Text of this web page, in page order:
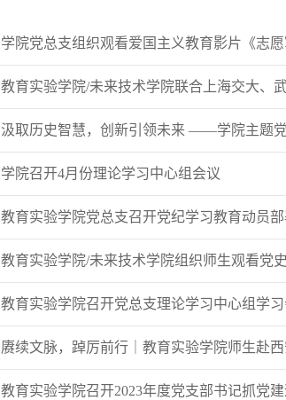
学院党总支组织观看爱国主义教育影片《志愿
教育实验学院/未来技术学院联合上海交大、
汲取历史智慧，创新引领未来 ——学院主题
学院召开4月份理论学习中心组会议
教育实验学院党总支召开党纪学习教育动员
教育实验学院/未来技术学院组织师生观看党
教育实验学院召开党总支理论学习中心组学
赓续文脉，踔厉前行｜教育实验学院师生赴
教育实验学院召开2023年度党支部书记抓党